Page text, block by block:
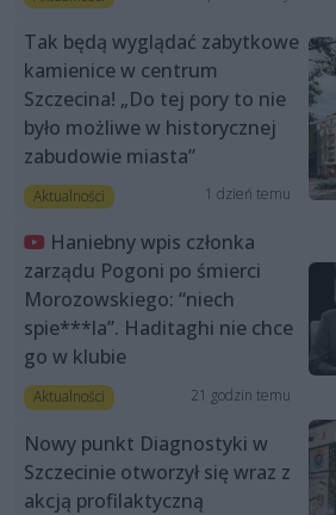
Tak będą wyglądać zabytkowe
kamienice w centrum
Szczecina! „Do tej pory to nie
było możliwe w historycznej
zabudowie miasta”
Aktualności 1 dzień temu
Haniebny wpis członka
zarządu Pogoni po śmierci
Morozowskiego: “niech
spie***la”. Haditaghi nie chce
go w klubie
Aktualności 21 godzin temu
Nowy punkt Diagnostyki w
Szczecinie otworzył się wraz z
akcją profilaktyczną